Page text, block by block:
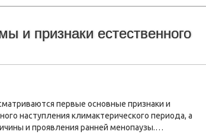
и признаки естественного
первые основные признаки и
наступления климактерического периода, а
и проявления ранней менопаузы.…